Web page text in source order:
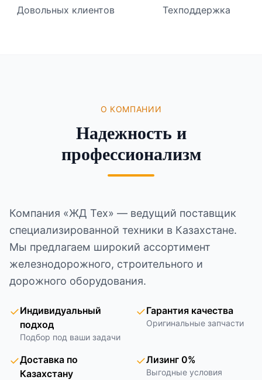
Довольных клиентов Техподдержка
О КОМПАНИИ
Надежность и
профессионализм
Компания «ЖД Тех» — ведущий поставщик
специализированной техники в Казахстане.
Мы предлагаем широкий ассортимент
железнодорожного, строительного и
дорожного оборудования.
✓Индивидуальный
подход
Подбор под ваши задачи
✓Гарантия качества
Оригинальные запчасти
✓Доставка по
Казахстану
✓Лизинг 0%
Выгодные условия